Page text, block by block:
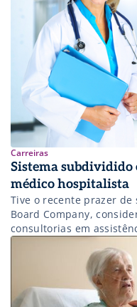
Carreiras
Sistema subdividido
médico hospitalista
Tive o recente prazer
Board Company,
consultorias em
da atuação deles está
Os insights e
compartilhados com
representados, mais de
através de […]